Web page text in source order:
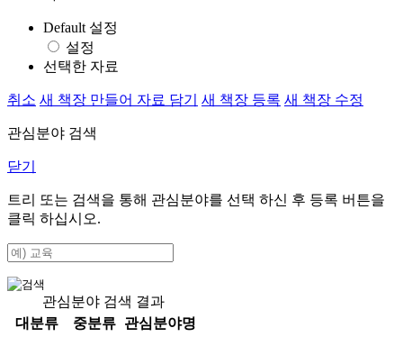
Default 설정
설정
선택한 자료
취소 새 책장 만들어 자료 담기 새 책장 등록 새 책장 수정
관심분야 검색
닫기
트리 또는 검색을 통해 관심분야를 선택 하신 후 등록 버튼을
클릭 하십시오.
관심분야 검색 결과
대분류
중분류
관심분야명